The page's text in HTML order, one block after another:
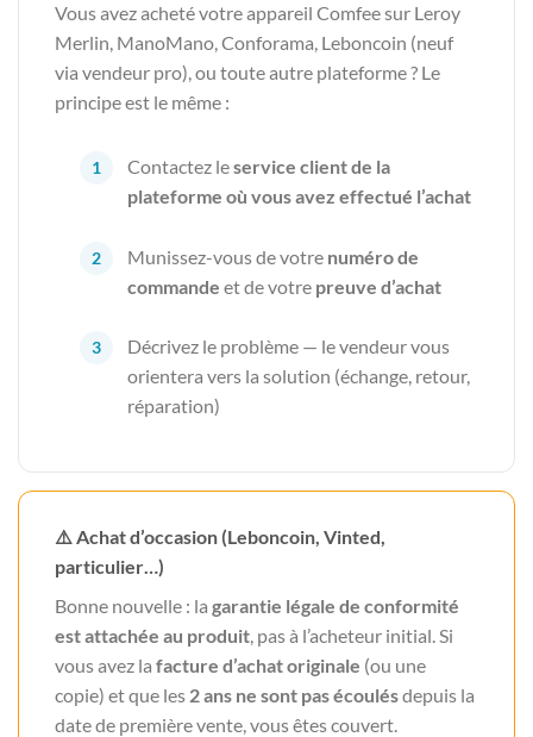
Vous avez acheté votre appareil Comfee sur Leroy
Merlin, ManoMano, Conforama, Leboncoin (neuf
via vendeur pro), ou toute autre plateforme ? Le
principe est le même :
Contactez leservice client de la
plateforme où vous avez effectué l’achat
Munissez-vous de votre numéro de
commande et de votre preuve d’achat
Décrivez le problème — le vendeur vous
orientera vers la solution (échange, retour,
réparation)
⚠️ Achat d’occasion (Leboncoin, Vinted,
particulier…)
Bonne nouvelle : la garantie légale de conformité
est attachée au produit, pas à l’acheteur initial. Si
vous avez la facture d’achat originale (ou une
copie) et que les 2 ans ne sont pas écoulésdepuis la
date de première vente, vous êtes couvert.